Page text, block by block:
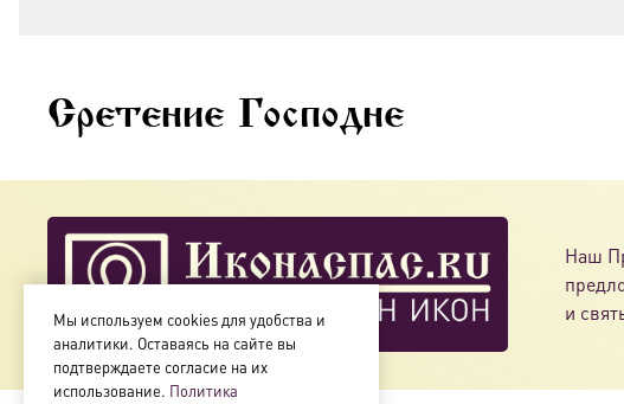
Сретение Господне
Наш
и
Мы используем cookies для удобства и
аналитики. Оставаясь на сайте вы
подтверждаете согласие на их
использование. Политика